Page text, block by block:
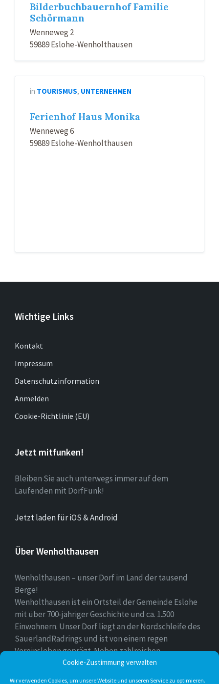
Cookie-Zustimmung verwalten
Wir verwenden Cookies, um unsere Website und unseren Service zu optimieren.
Bilderbuchbauernhof Familie
Schörmann
Wenneweg 2
59889 Eslohe-Wenholthausen
in TOURISMUS, UNTERNEHMEN
Ferienhof Haus Monika
Wenneweg 6
59889 Eslohe-Wenholthausen
Wichtige Links
Kontakt
Impressum
Datenschutzinformation
Anmelden
Cookie-Richtlinie (EU)
Jetzt mitfunken!
Bleiben Sie auch unterwegs immer auf dem
Laufenden mit DorfFunk!
Jetzt laden für iOS & Android
Über Wenholthausen
Wenholthausen – unser Dorf im Land der tausend
Berge!
Wenholthausen ist ein Ortsteil der Gemeinde Eslohe
mit über 700-jähriger Geschichte und ca. 1.500
Einwohnern. Unser Dorf liegt an der Nordschleife des
SauerlandRadrings und ist von einem regen
Vereinsleben geprägt. Neben zahlreichen
Freizeitmöglichkeiten ist unser Ort für sein